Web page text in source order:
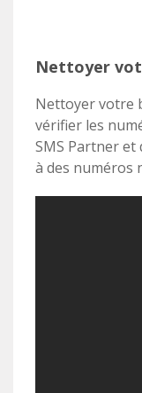
Nettoyer
Nettoyer votre
vérifier les
SMS Partner et
à des numéros